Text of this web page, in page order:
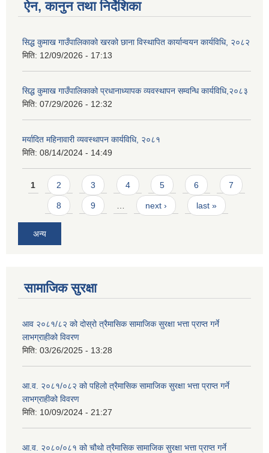
ऐन, कानुन तथा निर्देशिका
सिद्ध कुमाख गाउँपालिकाको खरको छाना विस्थापित कार्यान्वयन कार्यविधि, २०८२
मिति: 12/09/2026 - 17:13
सिद्ध कुमाख गाउँपालिकाको प्रधानाध्यापक व्यवस्थापन सम्वन्धि कार्यविधि,२०८३
मिति: 07/29/2026 - 12:32
मर्यादित महिनावारी व्यवस्थापन कार्यविधि, २०८१
मिति: 08/14/2024 - 14:49
Pages
1 2 3 4 5 6 7
8 9 … next › last »
अन्य
सामाजिक सुरक्षा
आव २०८१/८२ को दोस्रो त्रैमासिक सामाजिक सुरक्षा भत्ता प्राप्त गर्ने
लाभग्राहीको विवरण
मिति: 03/26/2025 - 13:28
आ.व. २०८१/०८२ को पहिलो त्रैमासिक सामाजिक सुरक्षा भत्ता प्राप्त गर्ने
लाभग्राहीको विवरण
मिति: 10/09/2024 - 21:27
आ.व. २०८०/०८१ को चौथो त्रैमासिक सामाजिक सुरक्षा भत्ता प्राप्त गर्ने